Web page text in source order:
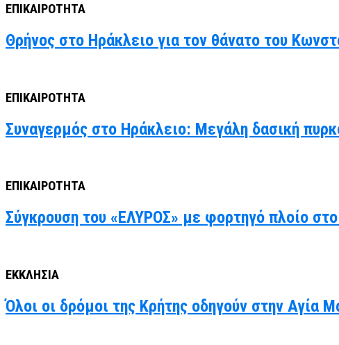
ΕΠΙΚΑΙΡΟΤΗΤΑ
Θρήνος στο Ηράκλειο για τον θάνατο του
ΕΠΙΚΑΙΡΟΤΗΤΑ
Συναγερμός στο Ηράκλειο: Μεγάλη δασική
ΕΠΙΚΑΙΡΟΤΗΤΑ
Σύγκρουση του «ΕΛΥΡΟΣ» με φορτηγό πλοίο
ΕΚΚΛΗΣΙΑ
Όλοι οι δρόμοι της Κρήτης οδηγούν στην Αγία